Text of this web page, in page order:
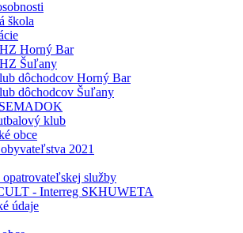
škola
Horný Bar
Šuľany
dôchodcov Horný Bar
dôchodcov Šuľany
klub
obce
2021
opatrovateľskej služby
- Interreg SKHUWETA
údaje